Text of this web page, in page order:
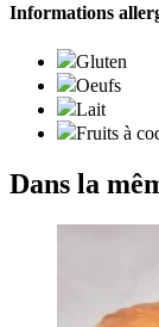
Informations
Gluten
Oeufs
Lait
Fruits à
Dans la